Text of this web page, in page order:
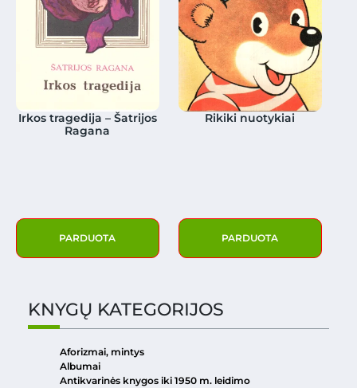
Irkos tragedija – Šatrijos
Ragana
PARDUOTA
Rikiki nuotykiai
PARDUOTA
KNYGŲ KATEGORIJOS
Aforizmai, mintys
Albumai
Antikvarinės knygos iki 1950 m. leidimo